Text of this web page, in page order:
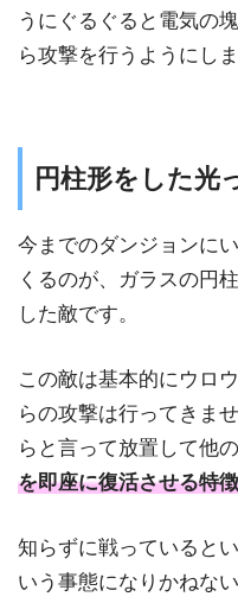
うにぐるぐると電気の
ら攻撃を行うようにしま
円柱形をした光
今までのダンジョンに
くるのが、ガラスの円
した敵です。
この敵は基本的にウロ
らの攻撃は行ってきま
らと言って放置して他
を即座に復活させる特
知らずに戦っていると
いう事態になりかねな